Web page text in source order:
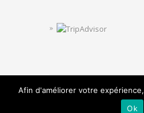
Designed byElegant Themes|
Afin d'améliorer votre
Ok